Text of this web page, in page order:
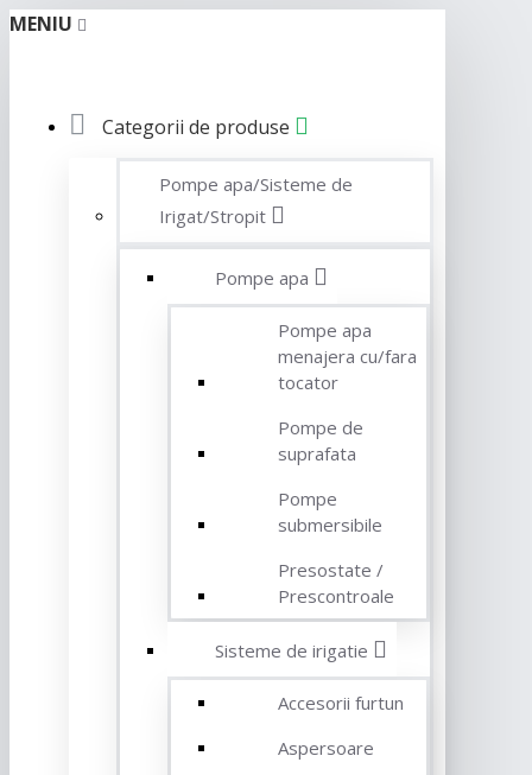
MENIU
Categorii de produse
Pompe apa/Sisteme de
Irigat/Stropit
Pompe apa
Pompe apa
menajera cu/fara
tocator
Pompe de
suprafata
Pompe
submersibile
Presostate /
Prescontroale
Sisteme de irigatie
Accesorii furtun
Aspersoare